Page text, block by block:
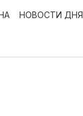
НОВОСТИ ДНЯ